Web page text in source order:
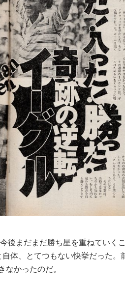
まだまだ勝ち星を重ねていく
体、とてつもない快挙だった。
かったのだ。